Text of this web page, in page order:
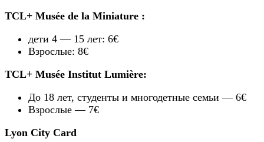
TCL+ Musée de la Miniature :
дети 4 — 15 лет: 6€
Взрослые: 8€
TCL+ Musée Institut Lumière:
До 18 лет, студенты и многодетные семьи — 6€
Взрослые — 7€
Lyon City Card